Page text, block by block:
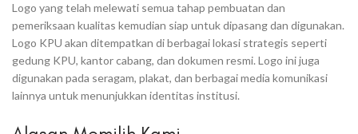
Logo yang telah melewati semua tahap pembuatan dan
pemeriksaan kualitas kemudian siap untuk dipasang dan digunakan.
Logo KPU akan ditempatkan di berbagai lokasi strategis seperti
gedung KPU, kantor cabang, dan dokumen resmi. Logo ini juga
digunakan pada seragam, plakat, dan berbagai media komunikasi
lainnya untuk menunjukkan identitas institusi.